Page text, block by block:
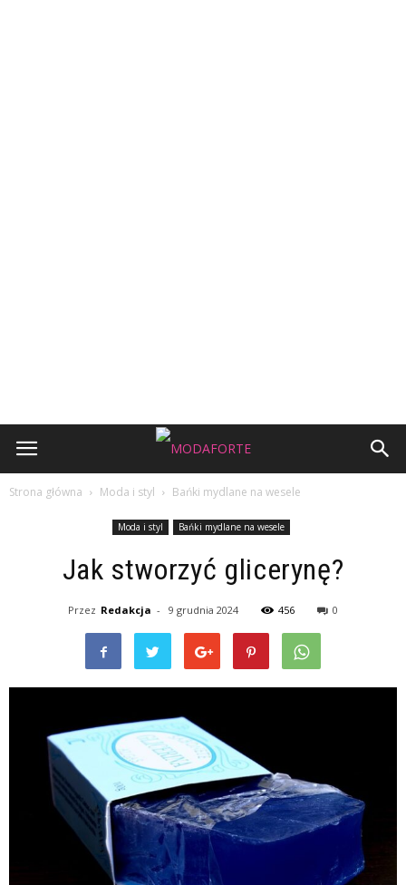
Strona główna Moda i styl Bańki mydlane na wesele
Moda i styl Bańki mydlane na wesele
Jak stworzyć glicerynę?
Przez Redakcja - 9 grudnia 2024 456 0